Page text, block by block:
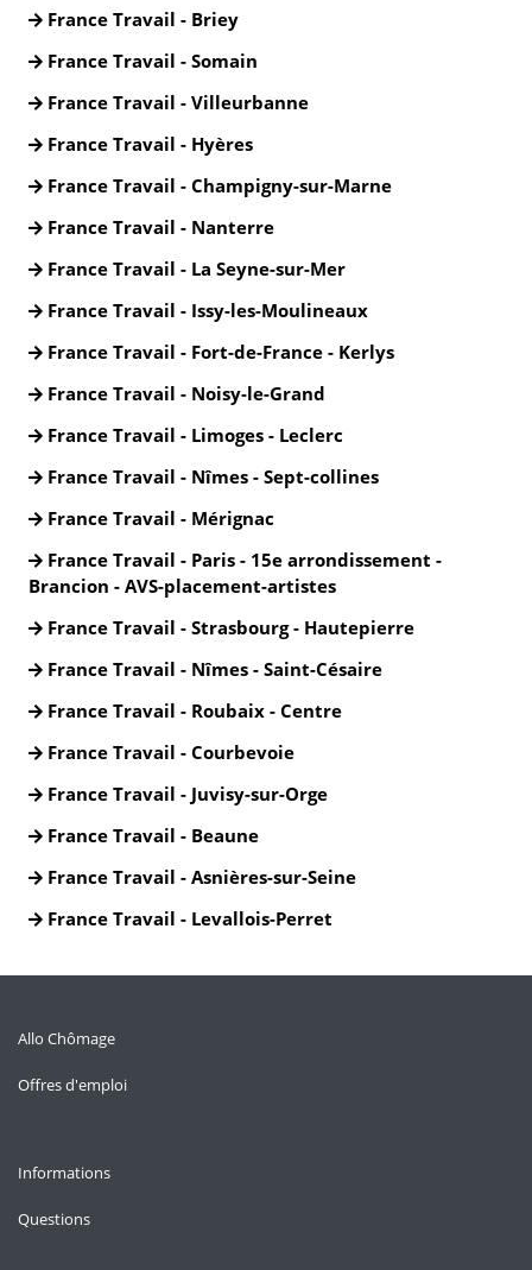
France Travail - Briey
France Travail - Somain
France Travail - Villeurbanne
France Travail - Hyères
France Travail - Champigny-sur-Marne
France Travail - Nanterre
France Travail - La Seyne-sur-Mer
France Travail - Issy-les-Moulineaux
France Travail - Fort-de-France - Kerlys
France Travail - Noisy-le-Grand
France Travail - Limoges - Leclerc
France Travail - Nîmes - Sept-collines
France Travail - Mérignac
France Travail - Paris - 15e arrondissement -
Brancion - AVS-placement-artistes
France Travail - Strasbourg - Hautepierre
France Travail - Nîmes - Saint-Césaire
France Travail - Roubaix - Centre
France Travail - Courbevoie
France Travail - Juvisy-sur-Orge
France Travail - Beaune
France Travail - Asnières-sur-Seine
France Travail - Levallois-Perret
Allo Chômage
Offres d'emploi
Informations
Questions